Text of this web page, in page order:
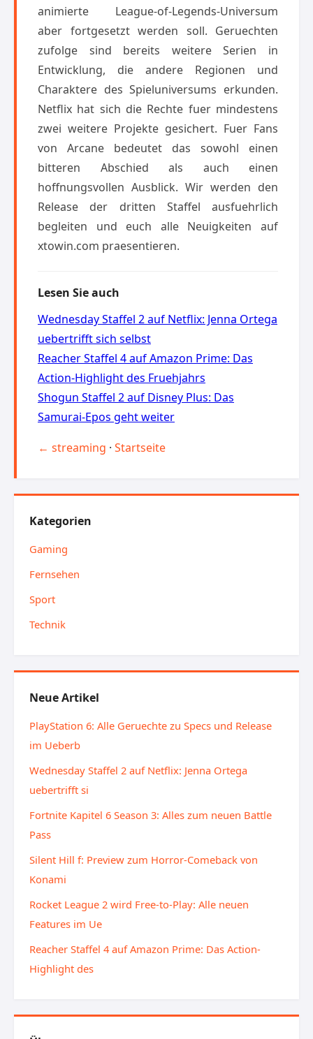
animierte League-of-Legends-Universum
aber fortgesetzt werden soll. Geruechten
zufolge sind bereits weitere Serien in
Entwicklung, die andere Regionen und
Charaktere des Spieluniversums erkunden.
Netflix hat sich die Rechte fuer mindestens
zwei weitere Projekte gesichert. Fuer Fans
von Arcane bedeutet das sowohl einen
bitteren Abschied als auch einen
hoffnungsvollen Ausblick. Wir werden den
Release der dritten Staffel ausfuehrlich
begleiten und euch alle Neuigkeiten auf
xtowin.com praesentieren.
Lesen Sie auch
Wednesday Staffel 2 auf Netflix: Jenna Ortega
uebertrifft sich selbst
Reacher Staffel 4 auf Amazon Prime: Das
Action-Highlight des Fruehjahrs
Shogun Staffel 2 auf Disney Plus: Das
Samurai-Epos geht weiter
← streaming · Startseite
Kategorien
Gaming
Fernsehen
Sport
Technik
Neue Artikel
PlayStation 6: Alle Geruechte zu Specs und Release
im Ueberb
Wednesday Staffel 2 auf Netflix: Jenna Ortega
uebertrifft si
Fortnite Kapitel 6 Season 3: Alles zum neuen Battle
Pass
Silent Hill f: Preview zum Horror-Comeback von
Konami
Rocket League 2 wird Free-to-Play: Alle neuen
Features im Ue
Reacher Staffel 4 auf Amazon Prime: Das Action-
Highlight des